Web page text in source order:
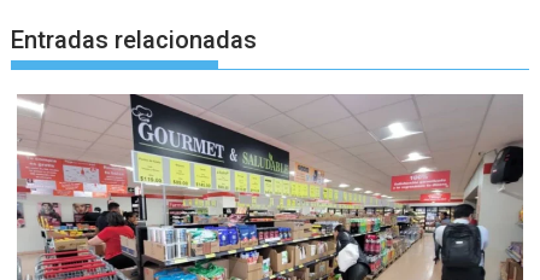
Entradas relacionadas